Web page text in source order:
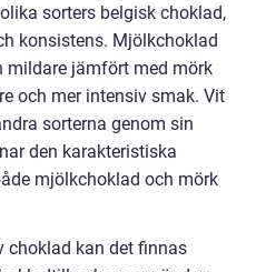
sorters belgisk choklad,
konsistens. Mjölkchoklad
mildare jämfört med mörk
och mer intensiv smak. Vit
sorterna genom sin
den karakteristiska
mjölkchoklad och mörk
choklad kan det finnas